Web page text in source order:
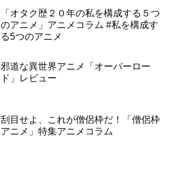
「オタク歴２０年の私を構成する５つ
のアニメ」アニメコラム #私を構成す
る5つのアニメ
邪道な異世界アニメ「オーバーロー
ド」レビュー
刮目せよ、これが僧侶枠だ！「僧侶枠
アニメ」特集アニメコラム